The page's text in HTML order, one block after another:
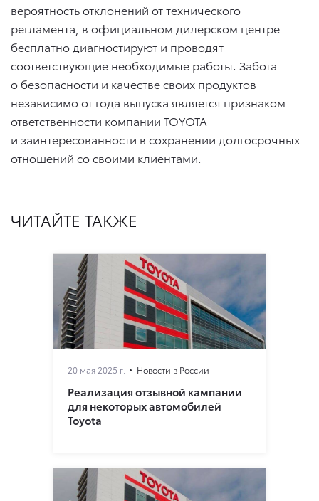
вероятность отклонений от технического
регламента, в официальном дилерском центре
бесплатно диагностируют и проводят
соответствующие необходимые работы. Забота
о безопасности и качестве своих продуктов
независимо от года выпуска является признаком
ответственности компании TOYOTA
и заинтересованности в сохранении долгосрочных
отношений со своими клиентами.
ЧИТАЙТЕ ТАКЖЕ
20 мая 2025 г. Новости в России
Реализация отзывной кампании
для некоторых автомобилей
Toyota